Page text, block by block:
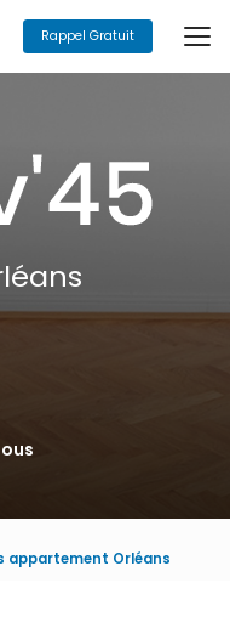
Rappel Gratuit
appartement Orléans